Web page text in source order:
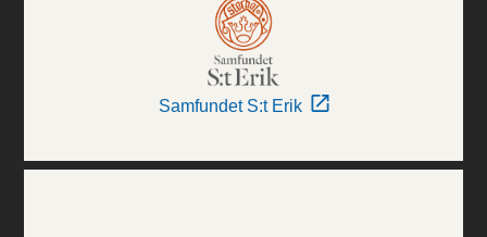
Samfundet S:t Erik